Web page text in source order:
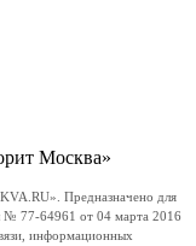
Москва»
Предназначено для
№ 77-64961 от 04 марта 2016
информационных